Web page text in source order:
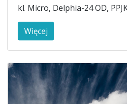
kl. Micro, Delphia-24 OD,
Więcej